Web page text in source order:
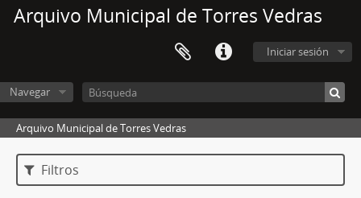
Arquivo Municipal de Torres Vedras
Iniciar sesión
Navegar
Arquivo Municipal de Torres Vedras
Filtros